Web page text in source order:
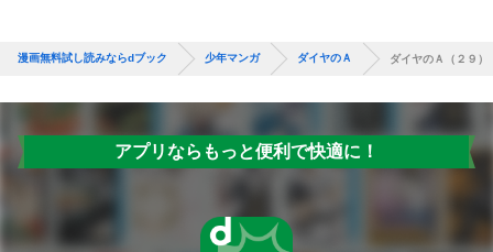
漫画無料試し読みならdブック 少年マンガ ダイヤのＡ ダイヤのＡ（２９）
アプリならもっと便利で快適に！